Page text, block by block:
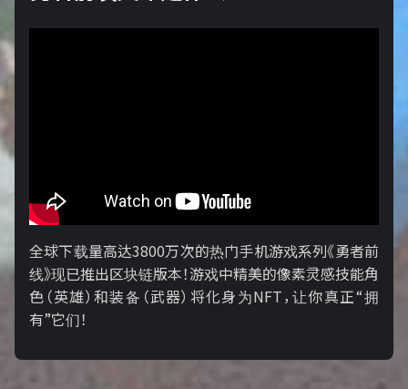
全球下载量高达3800万次的热门手机游戏系列《勇者前
线》现已推出区块链版本！游戏中精美的像素灵感技能角
色（英雄）和装备（武器）将化身为NFT，让你真正“拥
有”它们！